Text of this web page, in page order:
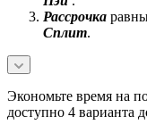
Рассрочка
Сплит.
Экономьте время на
доступно 4 варианта